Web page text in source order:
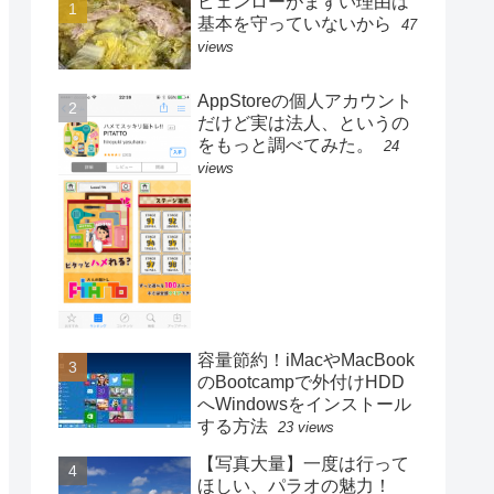
基本を守っていないから
47
views
AppStoreの個人アカウント
だけど実は法人、というの
をもっと調べてみた。
24
views
容量節約！iMacやMacBook
のBootcampで外付けHDD
へWindowsをインストール
する方法 23 views
【写真大量】一度は行って
ほしい、パラオの魅力！